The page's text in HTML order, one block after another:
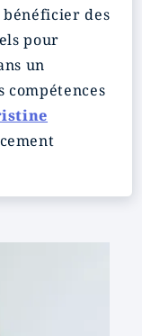
des
pour
un
compétences